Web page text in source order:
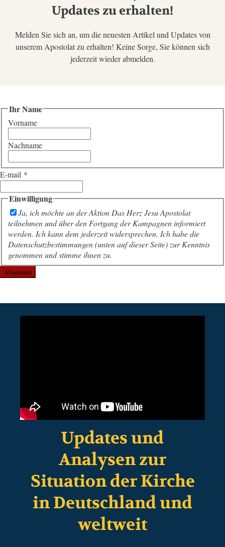
Updates zu erhalten!
Melden Sie sich an, um die neuesten Artikel und Updates von
unserem Apostolat zu erhalten! Keine Sorge, Sie können sich
jederzeit wieder abmelden.
Ihr Name
Vorname
Nachname
E-mail *
Einwilligung
Ja, ich möchte an der Aktion Das Herz Jesu Apostolat
teilnehmen und über den Fortgang der Kampagnen informiert
werden. Ich kann dem jederzeit widersprechen. Ich habe die
Datenschutzbestimmungen (unten auf dieser Seite) zur Kenntnis
genommen und stimme ihnen zu.
Absenden
Updates und
Analysen zur
Situation der Kirche
in Deutschland und
weltweit